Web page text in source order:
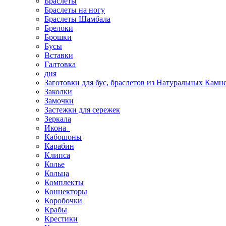
Браслеты на ногу
Браслеты Шамбала
Брелоки
Брошки
Бусы
Вставки
Галтовка
дня
Заготовки для бус, браслетов из Натуральных
Заколки
Замочки
Застежки для сережек
Зеркала
Икона
Кабошоны
Карабин
Клипса
Колье
Кольца
Комплекты
Коннекторы
Коробочки
Крабы
Крестики